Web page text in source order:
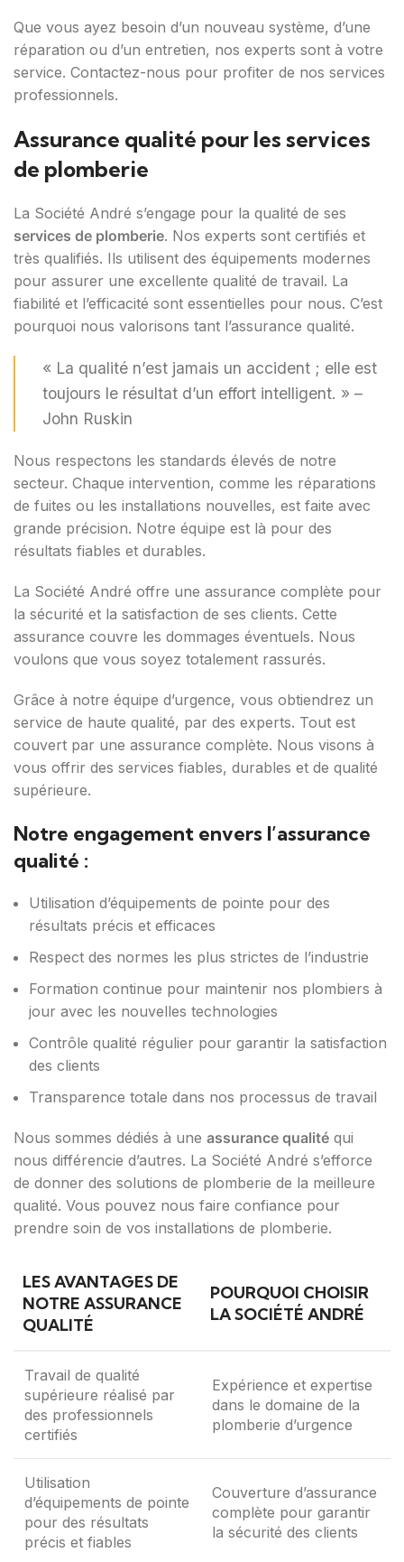
Que vous ayez besoin d’un nouveau système, d’une
réparation ou d’un entretien, nos experts sont à votre
service. Contactez-nous pour profiter de nos services
professionnels.
Assurance qualité pour les services
de plomberie
La Société André s’engage pour la qualité de ses
services de plomberie. Nos experts sont certifiés et
très qualifiés. Ils utilisent des équipements modernes
pour assurer une excellente qualité de travail. La
fiabilité et l’efficacité sont essentielles pour nous. C’est
pourquoi nous valorisons tant l’assurance qualité.
« La qualité n’est jamais un accident ; elle est
toujours le résultat d’un effort intelligent. » –
John Ruskin
Nous respectons les standards élevés de notre
secteur. Chaque intervention, comme les réparations
de fuites ou les installations nouvelles, est faite avec
grande précision. Notre équipe est là pour des
résultats fiables et durables.
La Société André offre une assurance complète pour
la sécurité et la satisfaction de ses clients. Cette
assurance couvre les dommages éventuels. Nous
voulons que vous soyez totalement rassurés.
Grâce à notre équipe d’urgence, vous obtiendrez un
service de haute qualité, par des experts. Tout est
couvert par une assurance complète. Nous visons à
vous offrir des services fiables, durables et de qualité
supérieure.
Notre engagement envers l’assurance
qualité :
Utilisation d’équipements de pointe pour des
résultats précis et efficaces
Respect des normes les plus strictes de l’industrie
Formation continue pour maintenir nos plombiers à
jour avec les nouvelles technologies
Contrôle qualité régulier pour garantir la satisfaction
des clients
Transparence totale dans nos processus de travail
Nous sommes dédiés à une assurance qualité qui
nous différencie d’autres. La Société André s’efforce
de donner des solutions de plomberie de la meilleure
qualité. Vous pouvez nous faire confiance pour
prendre soin de vos installations de plomberie.
LES AVANTAGES DE
NOTRE ASSURANCE
QUALITÉ
POURQUOI CHOISIR
LA SOCIÉTÉ ANDRÉ
Travail de qualité
supérieure réalisé par
des professionnels
certifiés
Expérience et expertise
dans le domaine de la
plomberie d’urgence
Utilisation
d’équipements de pointe
pour des résultats
précis et fiables
Couverture d’assurance
complète pour garantir
la sécurité des clients